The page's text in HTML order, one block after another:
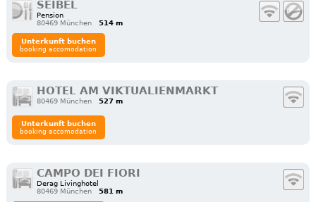
SEIBEL
Pension
80469 München
514 m
Unterkunft buchen
booking accomodation
HOTEL AM VIKTUALIENMARKT
80469 München 527 m
Unterkunft buchen
booking accomodation
CAMPO DEI FIORI
Derag Livinghotel
80469 München
581 m